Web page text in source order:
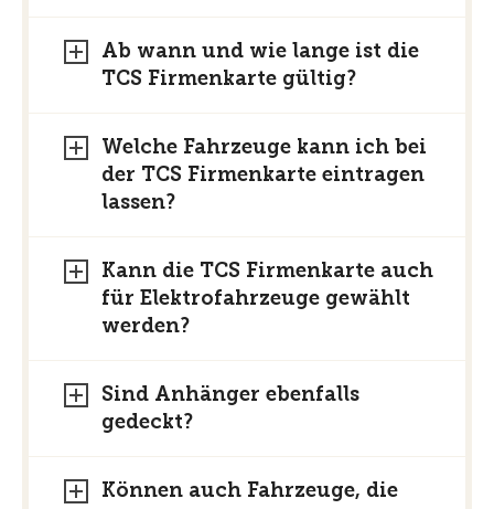
Ab wann und wie lange ist die
TCS Firmenkarte gültig?
Welche Fahrzeuge kann ich bei
der TCS Firmenkarte eintragen
lassen?
Kann die TCS Firmenkarte auch
für Elektrofahrzeuge gewählt
werden?
Sind Anhänger ebenfalls
gedeckt?
Können auch Fahrzeuge, die